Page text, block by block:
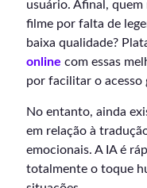
usuário. Afinal,
filme por falta de
baixa qualidade?
online com essas
por facilitar o acesso
No entanto, ainda
em relação à
emocionais. A IA é
totalmente o toque